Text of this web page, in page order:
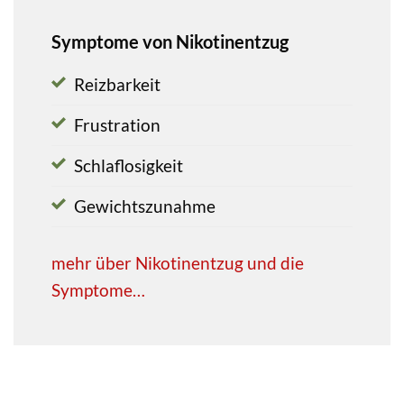
Symptome von Nikotinentzug
Reizbarkeit
Frustration
Schlaflosigkeit
Gewichtszunahme
mehr über Nikotinentzug und die
Symptome…